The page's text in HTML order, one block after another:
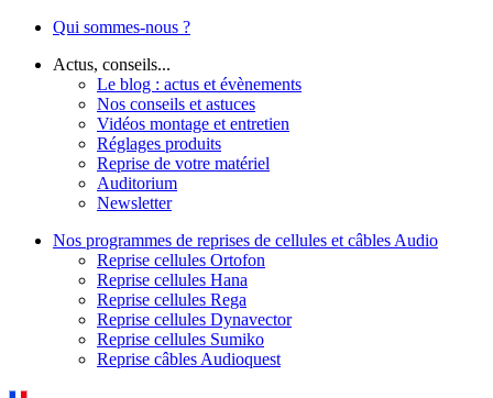
Qui sommes-nous ?
Actus, conseils...
Le blog : actus et évènements
Nos conseils et astuces
Vidéos montage et entretien
Réglages produits
Reprise de votre matériel
Auditorium
Newsletter
Nos programmes de reprises de cellules et câbles Audio
Reprise cellules Ortofon
Reprise cellules Hana
Reprise cellules Rega
Reprise cellules Dynavector
Reprise cellules Sumiko
Reprise câbles Audioquest